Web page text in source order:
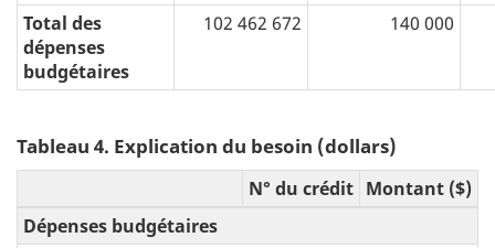
Total des
dépenses
budgétaires
102 462 672 140 000
Tableau 4. Explication du besoin (dollars)
N° du crédit Montant ($)
Dépenses budgétaires